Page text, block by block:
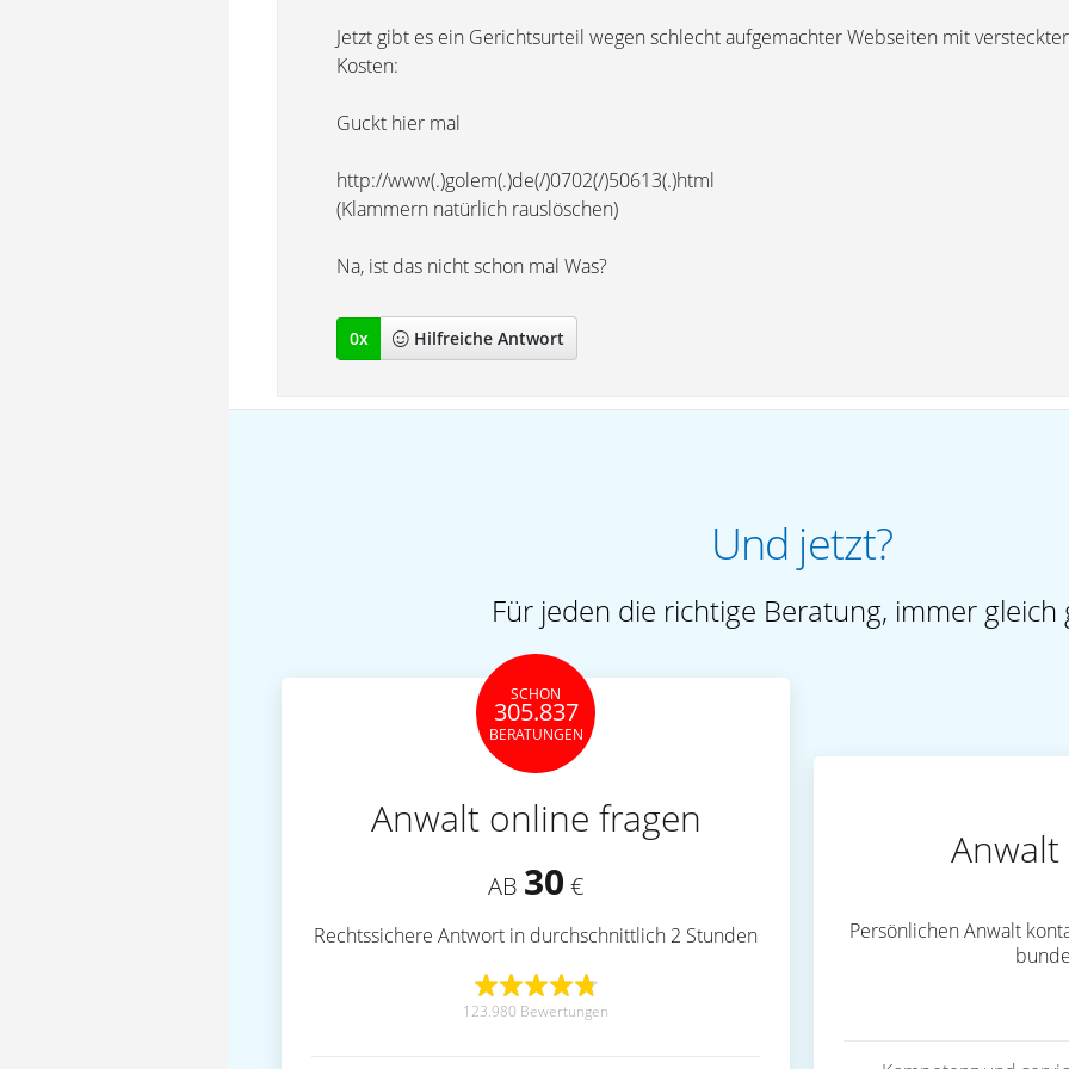
Jetzt gibt es ein Gerichtsurteil wegen schlecht aufgemachter Webseiten mit
Kosten:
Guckt hier mal
http://www(.)golem(.)de(/)0702(/)50613(.)html
(Klammern natürlich rauslöschen)
Na, ist das nicht schon mal Was?
0x Hilfreiche Antwort
Und jetzt?
Für jeden die richtige Beratung, immer gleich
SCHON
305.837
BERATUNGEN
Anwalt online fragen
AB 30 €
Rechtssichere Antwort in durchschnittlich 2 Stunden
123.980 Bewertungen
Persönlichen Anwalt